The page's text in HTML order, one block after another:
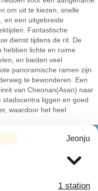
om uit te kiezen, snelle
en een uitgebreide
Fantastische
dienst tijdens de rit. De
hebben lichte en ruime
en bieden veel
panoramische ramen zijn
te bewonderen. Een
van Cheonan(Asan) naar
liggen en goed
waardoor het heel
Jeonju
1 station